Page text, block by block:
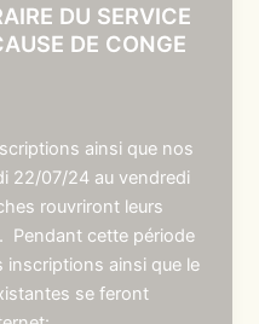
DU SERVICE
DE CONGE
ainsi que nos
22/07/24 au vendredi
rouvriront leurs
Pendant cette période
inscriptions ainsi que le
se feront